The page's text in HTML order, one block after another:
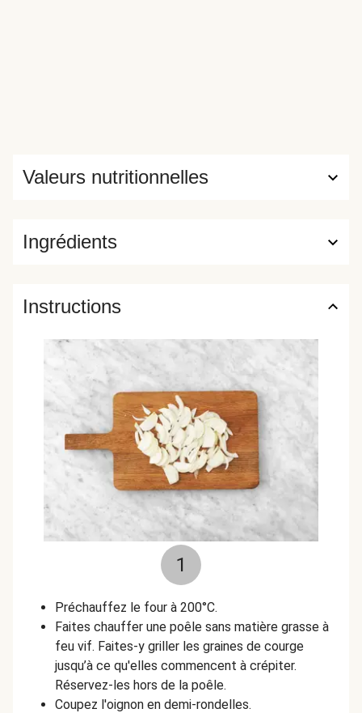
Ingrédients
Valeurs nutritionnelles
Instructions
1
Préchauffez le four à 200°C.
Faites chauffer une poêle sans matière grasse à
feu vif. Faites-y griller les graines de courge
jusqu’à ce qu'elles commencent à crépiter.
Réservez-les hors de la poêle.
Coupez l'oignon en demi-rondelles.